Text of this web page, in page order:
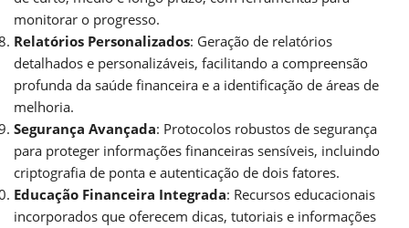
monitorar o progresso.
Relatórios Personalizados: Geração de relatórios
detalhados e personalizáveis, facilitando a compreensão
profunda da saúde financeira e a identificação de áreas de
melhoria.
Segurança Avançada: Protocolos robustos de segurança
para proteger informações financeiras sensíveis, incluindo
criptografia de ponta e autenticação de dois fatores.
Educação Financeira Integrada: Recursos educacionais
incorporados que oferecem dicas, tutoriais e informações